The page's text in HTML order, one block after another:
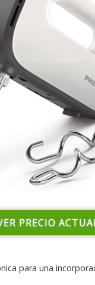
PRECIO
para una